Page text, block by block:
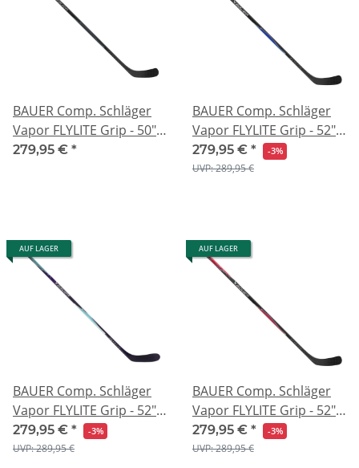
BAUER Comp. Schläger
Vapor FLYLITE Grip - 50" -
Schwarz
279,95 € *
BAUER Comp. Schläger
Vapor FLYLITE Grip - 52" -
Blau
279,95 € * -3%
UVP: 289,95 €
AUF LAGER
BAUER Comp. Schläger
Vapor FLYLITE Grip - 52" -
Glacier
279,95 € * -3%
UVP: 289,95 €
AUF LAGER
BAUER Comp. Schläger
Vapor FLYLITE Grip - 52" -
Rot
279,95 € * -3%
UVP: 289,95 €